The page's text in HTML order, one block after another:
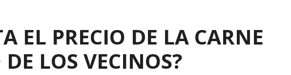
EL PRECIO DE LA CARNE
LOS VECINOS?